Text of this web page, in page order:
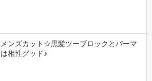
メンズカット☆黒髪ツーブロックとパーマ
は相性グッド♪